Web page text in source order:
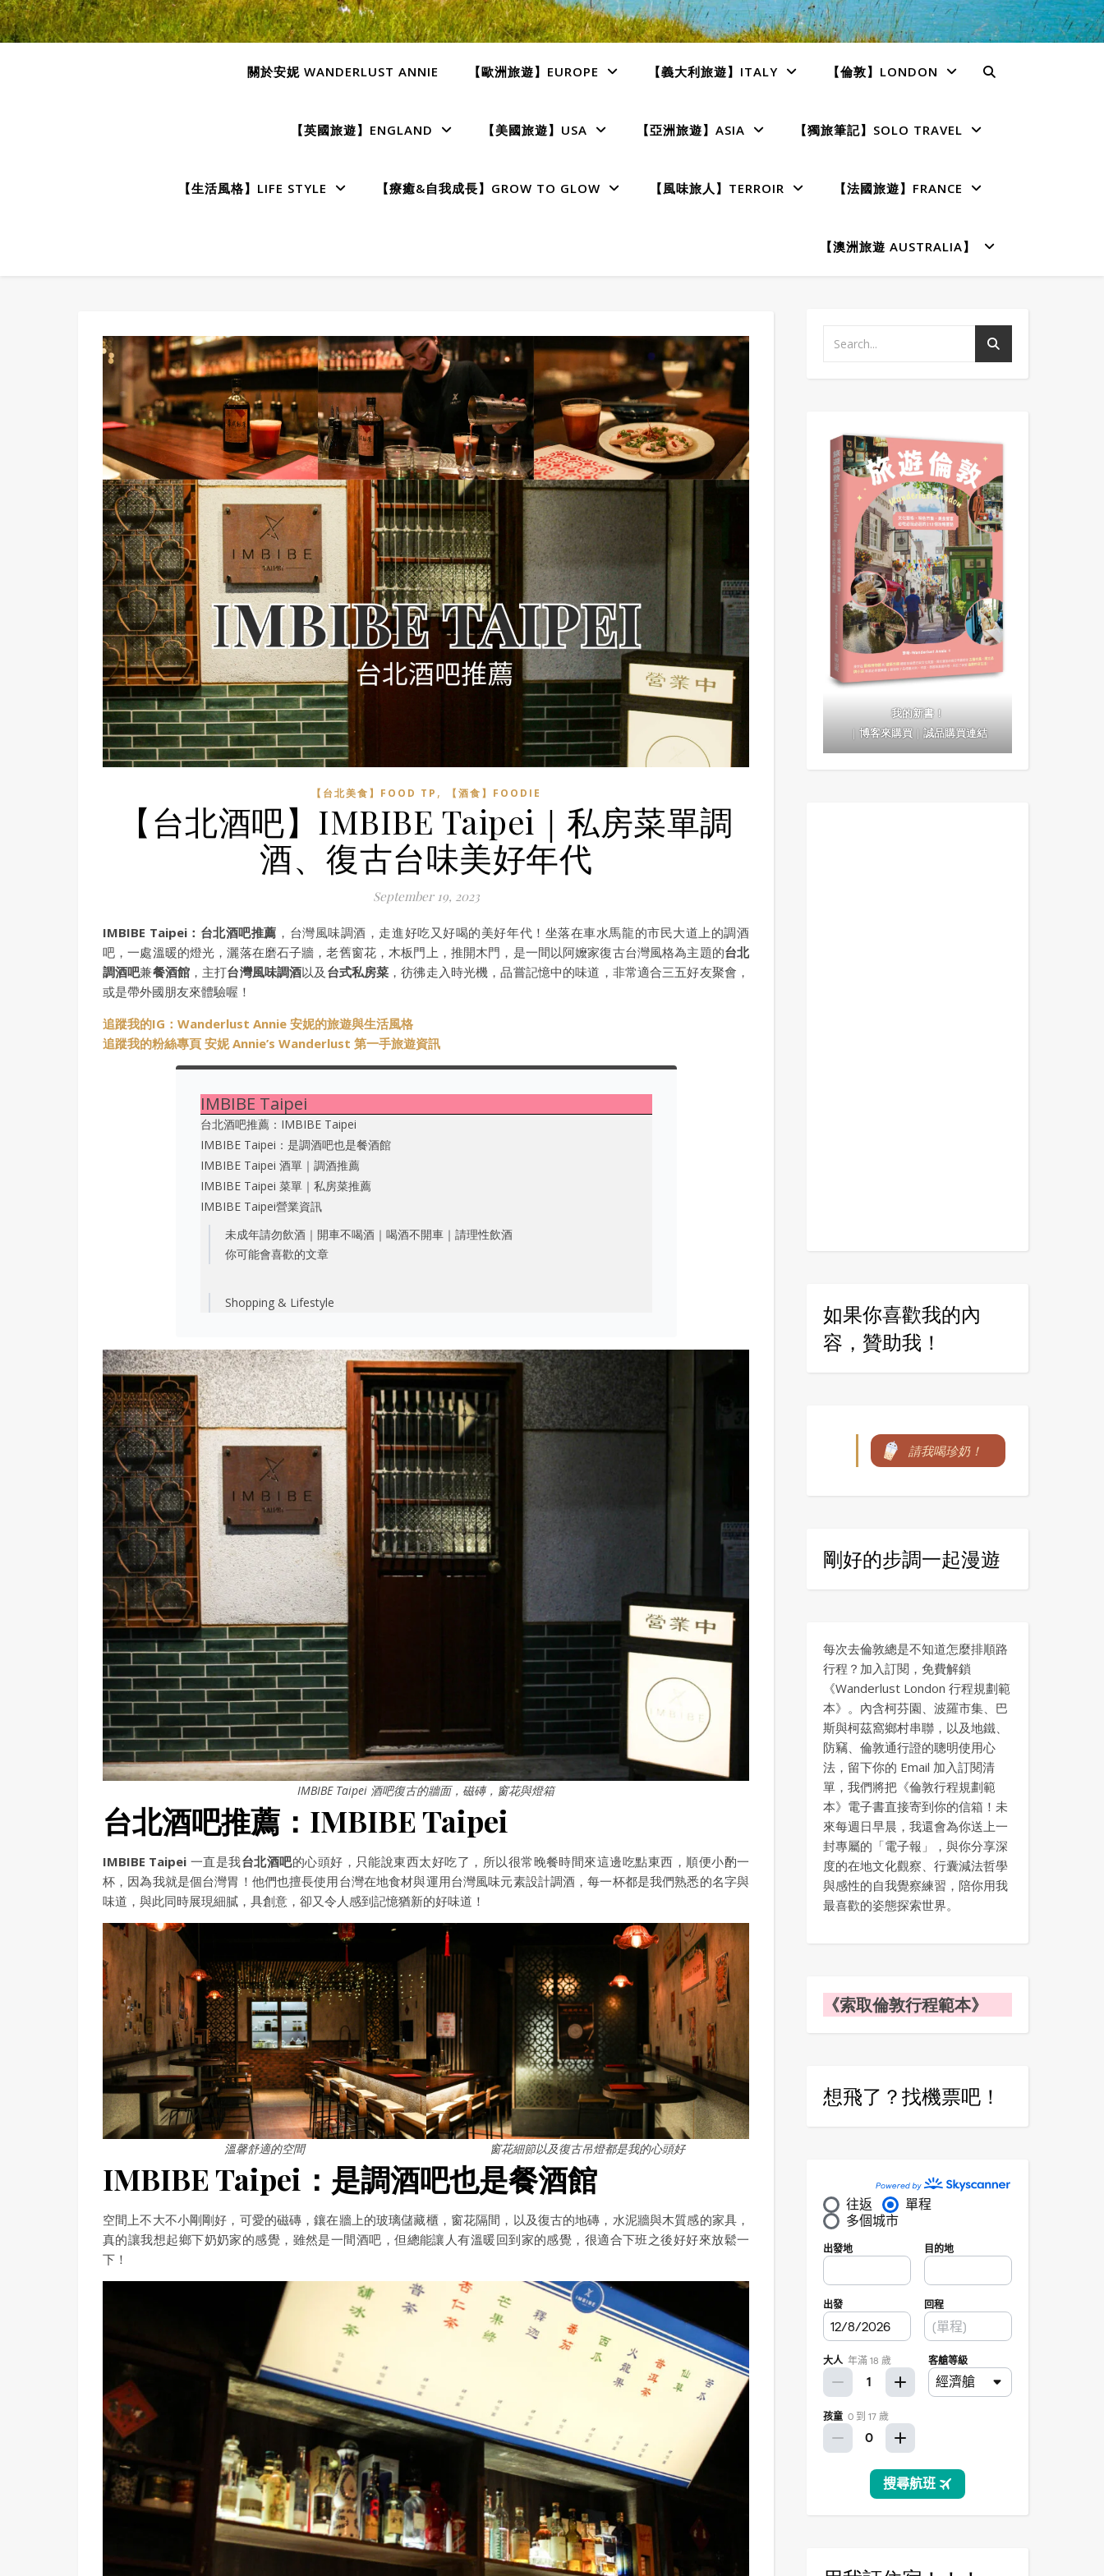
關於安妮 WANDERLUST ANNIE 【歐洲旅遊】EUROPE 【義大利旅遊】ITALY 【倫敦】LONDON
【英國旅遊】ENGLAND 【美國旅遊】USA 【亞洲旅遊】ASIA 【獨旅筆記】SOLO TRAVEL
【生活風格】LIFE STYLE 【療癒&自我成長】GROW TO GLOW 【風味旅人】TERROIR 【法國旅遊】FRANCE
【澳洲旅遊 AUSTRALIA】
【台北美食】FOOD TP , 【酒食】FOODIE
【台北酒吧】IMBIBE Taipei｜私房菜單調
酒、復古台味美好年代
September 19, 2023
IMBIBE Taipei：台北酒吧推薦 ，台灣風味調酒，走進好吃又好喝的美好年代！坐落在車水馬龍的市民大道上的調酒
吧，一處溫暖的燈光，灑落在磨石子牆，老舊窗花，木板門上，推開木門，是一間以阿嬤家復古台灣風格為主題的台北
調酒吧兼餐酒館，主打台灣風味調酒以及 台式私房菜 ，彷彿走入時光機，品嘗記憶中的味道，非常適合三五好友聚會，
或是帶外國朋友來體驗喔！
追蹤我的IG：Wanderlust Annie 安妮的旅遊與生活風格
追蹤我的粉絲專頁 安妮 Annie’s Wanderlust 第一手旅遊資訊
IMBIBE Taipei
台北酒吧推薦：IMBIBE Taipei
IMBIBE Taipei：是調酒吧也是餐酒館
IMBIBE Taipei 酒單｜調酒推薦
IMBIBE Taipei 菜單｜私房菜推薦
IMBIBE Taipei營業資訊
未成年請勿飲酒｜開車不喝酒｜喝酒不開車｜請理性飲酒
你可能會喜歡的文章
Shopping & Lifestyle
IMBIBE Taipei 酒吧復古的牆面，磁磚，窗花與燈箱
台北酒吧推薦：IMBIBE Taipei
IMBIBE Taipei 一直是我台北酒吧的心頭好，只能說東西太好吃了，所以很常晚餐時間來這邊吃點東西，順便小酌一
杯，因為我就是個台灣胃！他們也擅長使用台灣在地食材與運用台灣風味元素設計調酒，每一杯都是我們熟悉的名字與
味道，與此同時展現細膩，具創意，卻又令人感到記憶猶新的好味道！
溫馨舒適的空間 窗花細節以及復古吊燈都是我的心頭好
IMBIBE Taipei：是調酒吧也是餐酒館
空間上不大不小剛剛好，可愛的磁磚，鑲在牆上的玻璃儲藏櫃，窗花隔間，以及復古的地磚，水泥牆與木質感的家具，
真的讓我想起鄉下奶奶家的感覺，雖然是一間酒吧，但總能讓人有溫暖回到家的感覺，很適合下班之後好好來放鬆一
下！
我的新書！
｜博客來購買｜誠品購買連結
如果你喜歡我的內
容，贊助我！
請我喝珍奶！
剛好的步調一起漫遊
每次去倫敦總是不知道怎麼排順路
行程？加入訂閱，免費解鎖
《Wanderlust London 行程規劃範
本》。內含柯芬園、波羅市集、巴
斯與柯茲窩鄉村串聯，以及地鐵、
防竊、倫敦通行證的聰明使用心
法，留下你的 Email 加入訂閱清
單，我們將把《倫敦行程規劃範
本》電子書直接寄到你的信箱！未
來每週日早晨，我還會為你送上一
封專屬的「電子報」，與你分享深
度的在地文化觀察、行囊減法哲學
與感性的自我覺察練習，陪你用我
最喜歡的姿態探索世界。
《索取倫敦行程範本》
想飛了？找機票吧！